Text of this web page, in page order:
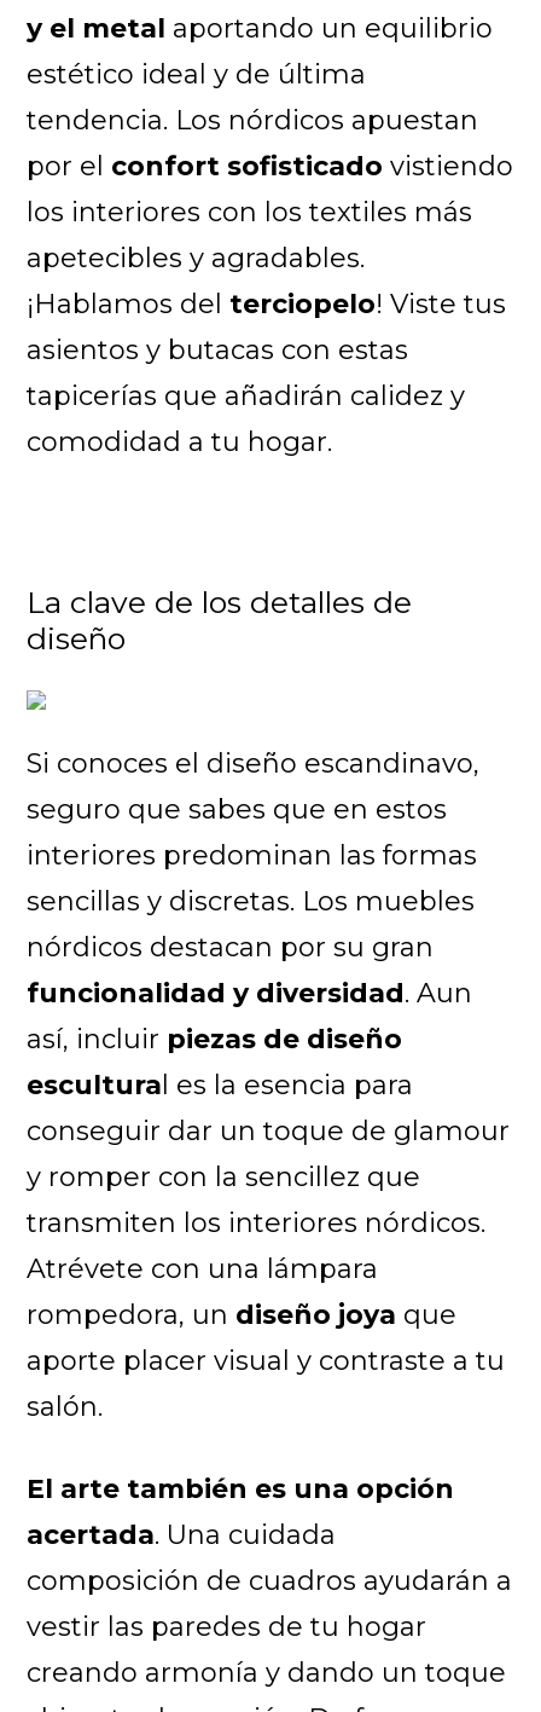
y el metal aportando un equilibrio
estético ideal y de última
tendencia. Los nórdicos apuestan
por el confort sofisticado vistiendo
los interiores con los textiles más
apetecibles y agradables.
¡Hablamos del terciopelo! Viste tus
asientos y butacas con estas
tapicerías que añadirán calidez y
comodidad a tu hogar.
La clave de los detalles de
diseño
Si conoces el diseño escandinavo,
seguro que sabes que en estos
interiores predominan las formas
sencillas y discretas. Los muebles
nórdicos destacan por su gran
funcionalidad y diversidad. Aun
así, incluir piezas de diseño
escultural es la esencia para
conseguir dar un toque de glamour
y romper con la sencillez que
transmiten los interiores nórdicos.
Atrévete con una lámpara
rompedora, un diseño joya que
aporte placer visual y contraste a tu
salón.
El arte también es una opción
acertada. Una cuidada
composición de cuadros ayudarán a
vestir las paredes de tu hogar
creando armonía y dando un toque